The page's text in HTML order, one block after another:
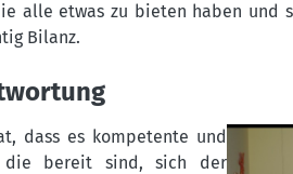
alle etwas zu bieten haben und
Bilanz.
dass es kompetente und
die bereit sind, sich der